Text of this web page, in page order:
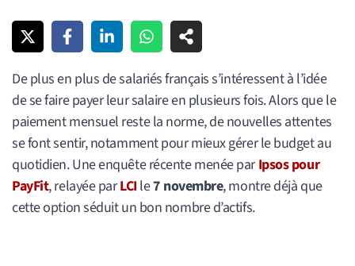
De plus en plus de salariés français s’intéressent à l’idée
de se faire payer leur salaire en plusieurs fois. Alors que le
paiement mensuel reste la norme, de nouvelles attentes
se font sentir, notamment pour mieux gérer le budget au
quotidien. Une enquête récente menée parIpsos pour
PayFit, relayée parLCI le7 novembre, montre déjà que
cette option séduit un bon nombre d’actifs.